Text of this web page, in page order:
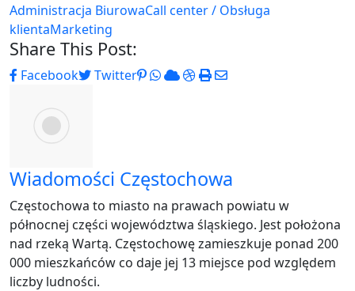
Administracja BiurowaCall center / Obsługa
klientaMarketing
Share This Post:
Facebook Twitter Pinterest
Whatsapp
CloudStumbleUpon
PrintShare
Wiadomości Częstochowa
Częstochowa to miasto na prawach powiatu w
północnej części województwa śląskiego. Jest położona
nad rzeką Wartą. Częstochowę zamieszkuje ponad 200
000 mieszkańców co daje jej 13 miejsce pod względem
liczby ludności.